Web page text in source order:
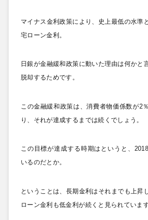
マイナス金利政策により、史上最低の水準
宅ローン金利。
日銀が金融緩和政策に動いた理由は何かと
脱却するためです。
この金融緩和政策は、消費者物価係数が2
り、それが達成するまでは続くでしょう。
この目標が達成する時期はというと、2018
いるのだとか。
ということは、長期金利はそれまでも上昇
ローン金利も低金利が続くと見られています